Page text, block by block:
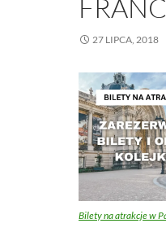
27 LIPCA, 2018
Bilety na atrakcje w